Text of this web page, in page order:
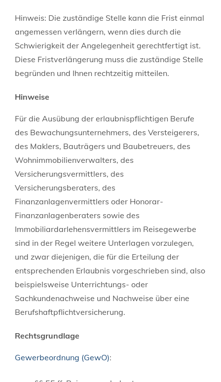
Hinweis: Die zuständige Stelle kann die Frist einmal
angemessen verlängern, wenn dies durch die
Schwierigkeit der Angelegenheit gerechtfertigt ist.
Diese Fristverlängerung muss die zuständige Stelle
begründen und Ihnen rechtzeitig mitteilen.
Hinweise
Für die Ausübung der erlaubnispflichtigen Berufe
des Bewachungsunternehmers, des Versteigerers,
des Maklers, Bauträgers und Baubetreuers, des
Wohnimmobilienverwalters, des
Versicherungsvermittlers, des
Versicherungsberaters, des
Finanzanlagenvermittlers oder Honorar-
Finanzanlagenberaters sowie des
Immobiliardarlehensvermittlers im Reisegewerbe
sind in der Regel weitere Unterlagen vorzulegen,
und zwar diejenigen, die für die Erteilung der
entsprechenden Erlaubnis vorgeschrieben sind, also
beispielsweise Unterrichtungs- oder
Sachkundenachweise und Nachweise über eine
Berufshaftpflichtversicherung.
Rechtsgrundlage
Gewerbeordnung (GewO):